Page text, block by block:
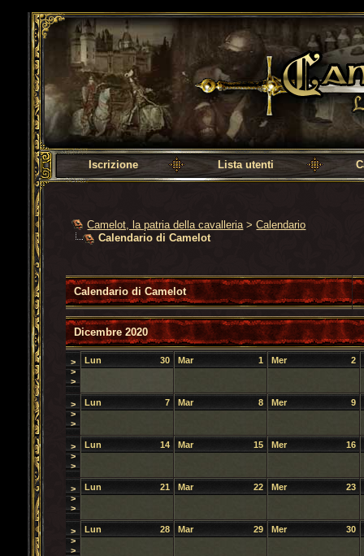
Camelot, la patria della cavalleria
Iscrizione Lista utenti
Camelot, la patria della cavalleria >Calendario
Calendario di Camelot
Calendario di Camelot
Dicembre 2020
>
>
>
30
Lun 1
Mar 2
Mer
>
>
>
7
Lun 8
Mar 9
Mer
>
>
>
14
Lun 15
Mar 16
Mer
>
>
>
21
Lun 22
Mar 23
Mer
>
>
>
28
Lun 29
Mar 30
Mer